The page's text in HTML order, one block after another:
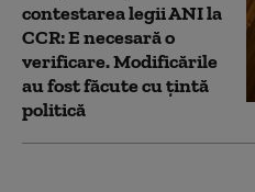
contestarea legii ANI la
CCR: E necesară o
verificare. Modificările
au fost făcute cu țintă
politică